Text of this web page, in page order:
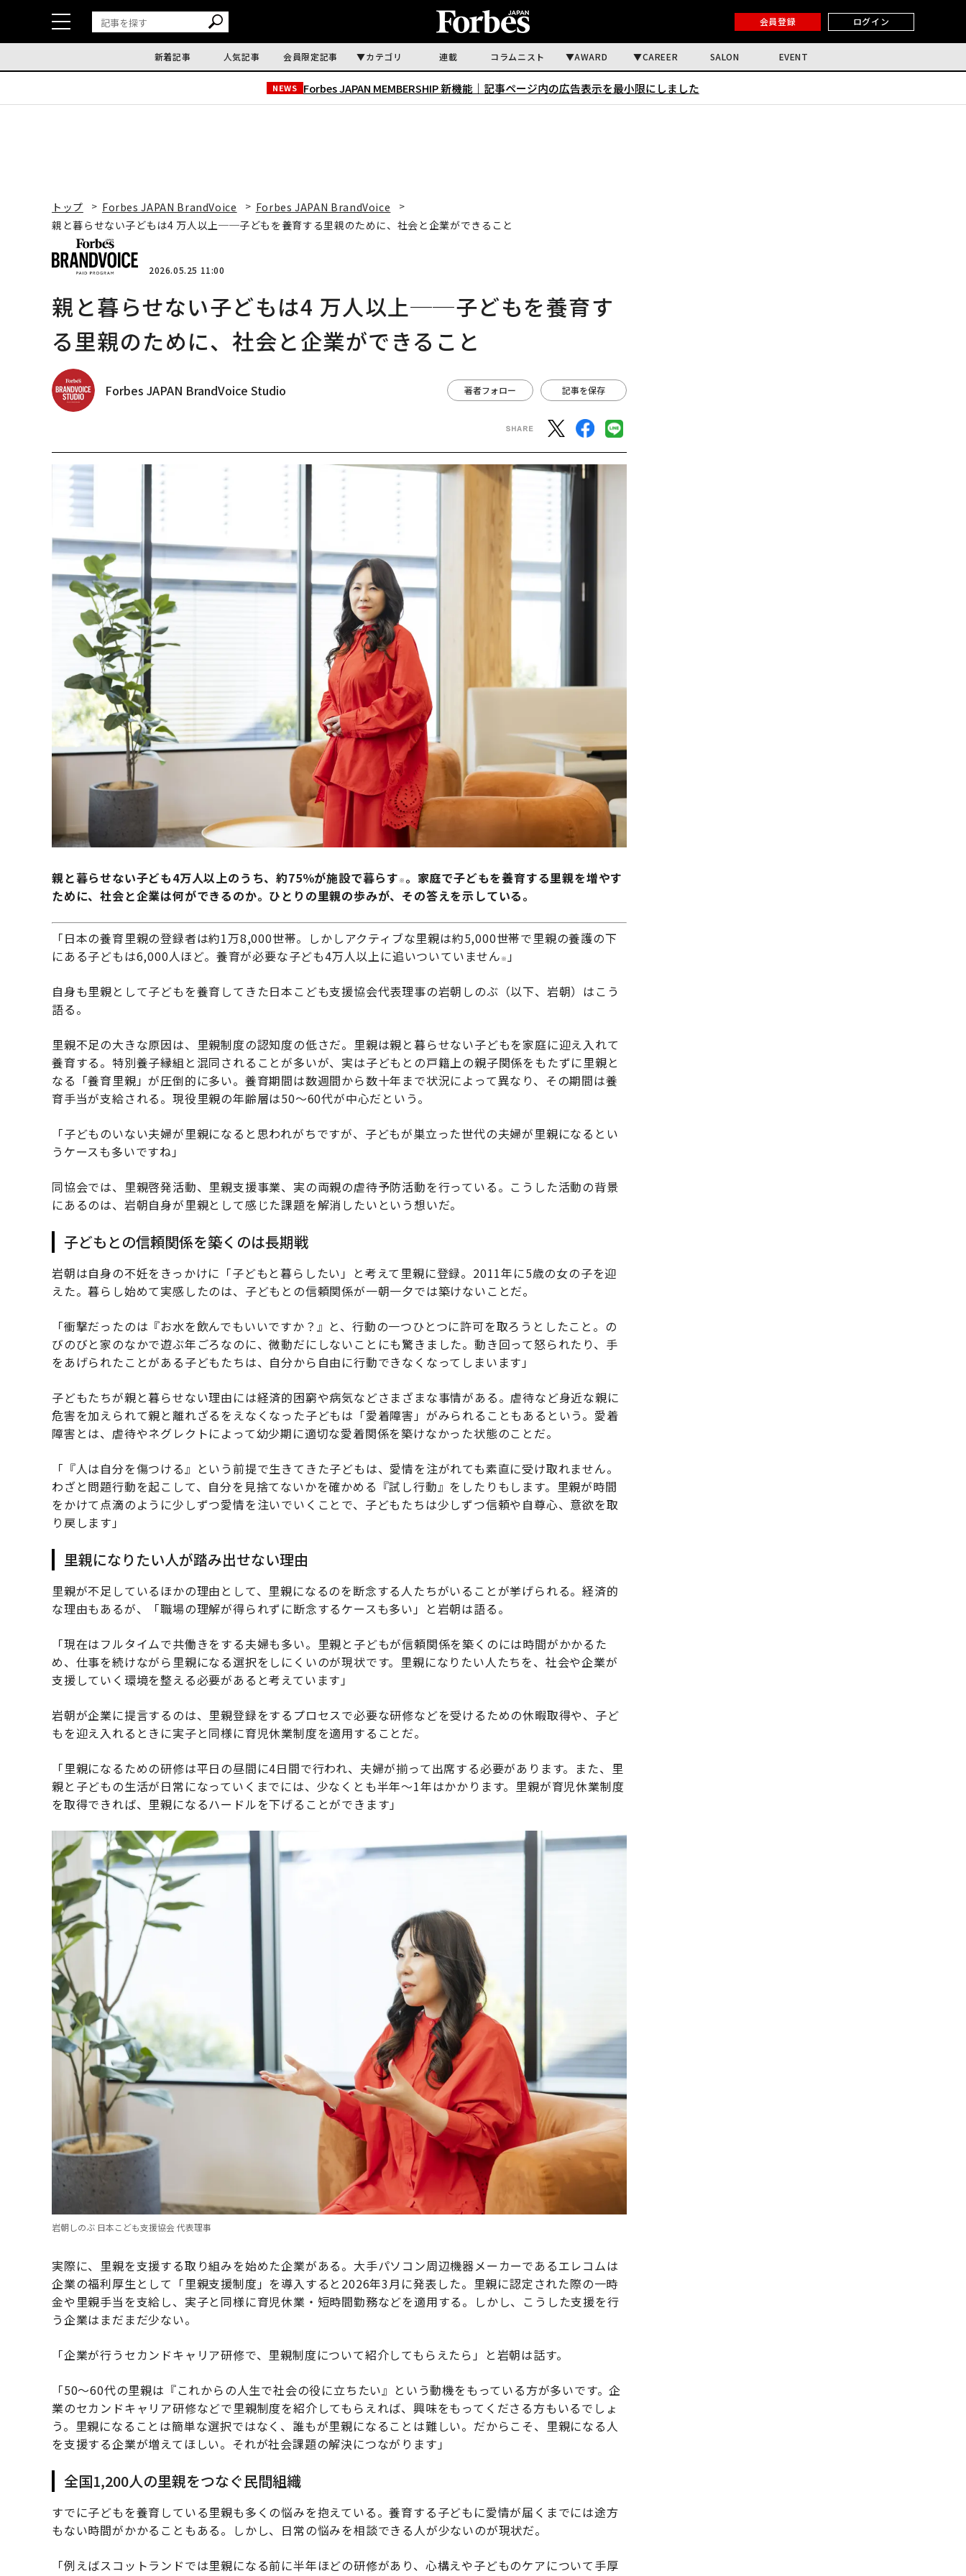
会員登録 ログイン
新着記事 人気記事 会員限定記事 カテゴリ 連載 コラムニスト AWARD CAREER SALON EVENT
NEWS Forbes JAPAN MEMBERSHIP 新機能｜ 記事ページ内の広告表示を最小限にしました
トップ Forbes JAPAN BrandVoice
Forbes JAPAN BrandVoice
親と暮らせない子どもは4 万人以上──子どもを養育する里親のために、社会と企業ができること
2026.05.25 11:00
親と暮らせない子どもは4 万人以上──子どもを養育す
る里親のために、社会と企業ができること
Forbes JAPAN BrandVoice Studio 著者フォロー 記事を保存
親と暮らせない子ども4万人以上のうち、約75％が施設で暮らす ※。家庭で子どもを養育する里親を増やす
ために、社会と企業は何ができるのか。ひとりの里親の歩みが、その答えを示している。
「日本の養育里親の登録者は約1万8,000世帯。しかしアクティブな里親は約5,000世帯で里親の養護の下
にある子どもは6,000人ほど。養育が必要な子ども4万人以上に追いついていません ※ 」
自身も里親として子どもを養育してきた日本こども支援協会代表理事の岩朝しのぶ（以下、岩朝）はこう
語る。
里親不足の大きな原因は、里親制度の認知度の低さだ。里親は親と暮らせない子どもを家庭に迎え入れて
養育する。特別養子縁組と混同されることが多いが、実は子どもとの戸籍上の親子関係をもたずに里親と
なる「養育里親」が圧倒的に多い。養育期間は数週間から数十年まで状況によって異なり、その期間は養
育手当が支給される。現役里親の年齢層は50～60代が中心だという。
「子どものいない夫婦が里親になると思われがちですが、子どもが巣立った世代の夫婦が里親になるとい
うケースも多いですね」
同協会では、里親啓発活動、里親支援事業、実の両親の虐待予防活動を行っている。こうした活動の背景
にあるのは、岩朝自身が里親として感じた課題を解消したいという想いだ。
子どもとの信頼関係を築くのは長期戦
岩朝は自身の不妊をきっかけに「子どもと暮らしたい」と考えて里親に登録。2011年に5歳の女の子を迎
えた。暮らし始めて実感したのは、子どもとの信頼関係が一朝一夕では築けないことだ。
「衝撃だったのは『お水を飲んでもいいですか？』と、行動の一つひとつに許可を取ろうとしたこと。の
びのびと家のなかで遊ぶ年ごろなのに、微動だにしないことにも驚きました。動き回って怒られたり、手
をあげられたことがある子どもたちは、自分から自由に行動できなくなってしまいます」
子どもたちが親と暮らせない理由には経済的困窮や病気などさまざまな事情がある。虐待など身近な親に
危害を加えられて親と離れざるをえなくなった子どもは「愛着障害」がみられることもあるという。愛着
障害とは、虐待やネグレクトによって幼少期に適切な愛着関係を築けなかった状態のことだ。
「『人は自分を傷つける』という前提で生きてきた子どもは、愛情を注がれても素直に受け取れません。
わざと問題行動を起こして、自分を見捨てないかを確かめる『試し行動』をしたりもします。里親が時間
をかけて点滴のように少しずつ愛情を注いでいくことで、子どもたちは少しずつ信頼や自尊心、意欲を取
り戻します」
里親になりたい人が踏み出せない理由
里親が不足しているほかの理由として、里親になるのを断念する人たちがいることが挙げられる。経済的
な理由もあるが、「職場の理解が得られずに断念するケースも多い」と岩朝は語る。
「現在はフルタイムで共働きをする夫婦も多い。里親と子どもが信頼関係を築くのには時間がかかるた
め、仕事を続けながら里親になる選択をしにくいのが現状です。里親になりたい人たちを、社会や企業が
支援していく環境を整える必要があると考えています」
岩朝が企業に提言するのは、里親登録をするプロセスで必要な研修などを受けるための休暇取得や、子ど
もを迎え入れるときに実子と同様に育児休業制度を適用することだ。
「里親になるための研修は平日の昼間に4日間で行われ、夫婦が揃って出席する必要があります。また、里
親と子どもの生活が日常になっていくまでには、少なくとも半年～1年はかかります。里親が育児休業制度
を取得できれば、里親になるハードルを下げることができます」
岩朝しのぶ 日本こども支援協会 代表理事
実際に、里親を支援する取り組みを始めた企業がある。大手パソコン周辺機器メーカーであるエレコムは
企業の福利厚生として「里親支援制度」を導入すると2026年3月に発表した。里親に認定された際の一時
金や里親手当を支給し、実子と同様に育児休業・短時間勤務などを適用する。しかし、こうした支援を行
う企業はまだまだ少ない。
「企業が行うセカンドキャリア研修で、里親制度について紹介してもらえたら」と岩朝は話す。
「50～60代の里親は『これからの人生で社会の役に立ちたい』という動機をもっている方が多いです。企
業のセカンドキャリア研修などで里親制度を紹介してもらえれば、興味をもってくださる方もいるでしょ
う。里親になることは簡単な選択ではなく、誰もが里親になることは難しい。だからこそ、里親になる人
を支援する企業が増えてほしい。それが社会課題の解決につながります」
全国1,200人の里親をつなぐ民間組織
すでに子どもを養育している里親も多くの悩みを抱えている。養育する子どもに愛情が届くまでには途方
もない時間がかかることもある。しかし、日常の悩みを相談できる人が少ないのが現状だ。
「例えばスコットランドでは里親になる前に半年ほどの研修があり、心構えや子どものケアについて手厚